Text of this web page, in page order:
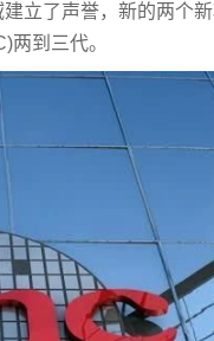
立了声誉，新的两个
到三代。